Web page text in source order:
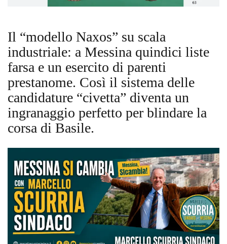
Il “modello Naxos” su scala
industriale: a Messina quindici liste
farsa e un esercito di parenti
prestanome. Così il sistema delle
candidature “civetta” diventa un
ingranaggio perfetto per blindare la
corsa di Basile.